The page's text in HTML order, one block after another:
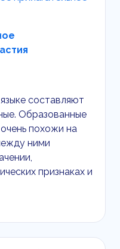
составляют
Образованные
похожи на
ними
признаках и